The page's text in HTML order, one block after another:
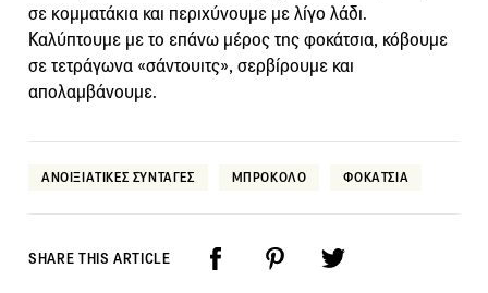
σε κομματάκια και περιχύνουμε με λίγο λάδι.
Καλύπτουμε με το επάνω μέρος της φοκάτσια, κόβουμε
σε τετράγωνα «σάντουιτς», σερβίρουμε και
απολαμβάνουμε.
ΑΝΟΙΞΙΑΤΙΚΕΣ ΣΥΝΤΑΓΕΣ ΜΠΡΟΚΟΛΟ ΦΟΚΑΤΣΙΑ
SHARE THIS ARTICLE